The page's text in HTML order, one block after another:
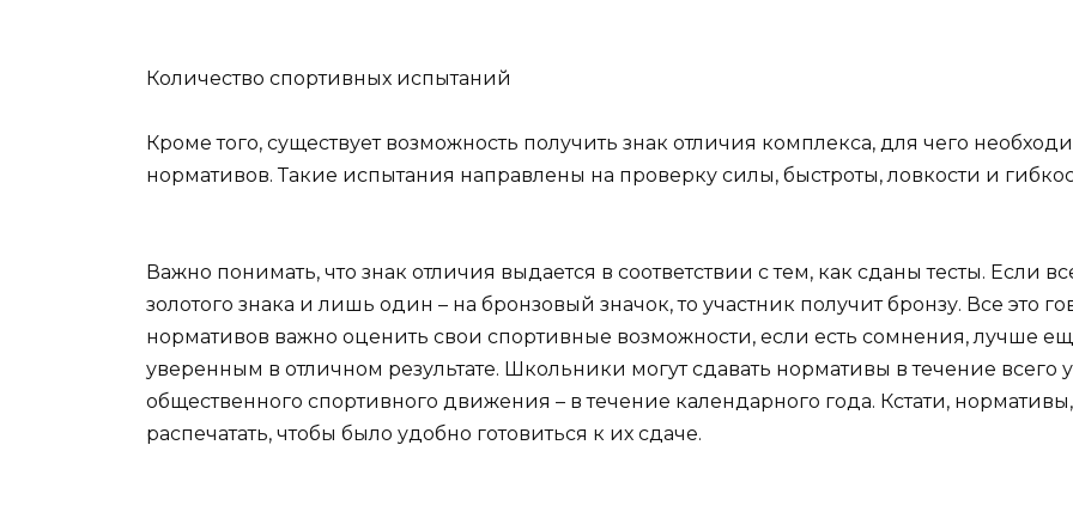
Количество спортивных испытаний
Кроме того, существует возможность получить знак отличия комплекса, для чего
нормативов. Такие испытания направлены на проверку силы, быстроты, ловкости и
Важно понимать, что знак отличия выдается в соответствии с тем, как сданы тесты. Если
золотого знака и лишь один – на бронзовый значок, то участник получит бронзу. Все это
нормативов важно оценить свои спортивные возможности, если есть сомнения, лучше
уверенным в отличном результате. Школьники могут сдавать нормативы в течение всего
общественного спортивного движения – в течение календарного года. Кстати,
распечатать, чтобы было удобно готовиться к их сдаче.